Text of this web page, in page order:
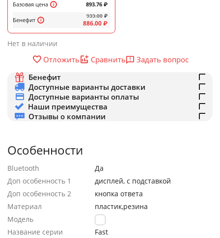
Базовая цена
Бенефит
893.76 ₽
933.00 ₽
886.00₽
Нет в наличии
Отложить Сравнить
Задать вопрос
Бенефит
Доступные варианты доставки
Доступные варианты оплаты
Наши преимущества
Отзывы о компании
Особенности
Bluetooth
Да
Доп особенность 1
дисплей, с подставкой
Доп особенность 2
кнопка ответа
Материал
пластик,резина
Модель
E62
Название серии
Fast